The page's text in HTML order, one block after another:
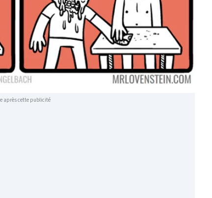
après cette publicité